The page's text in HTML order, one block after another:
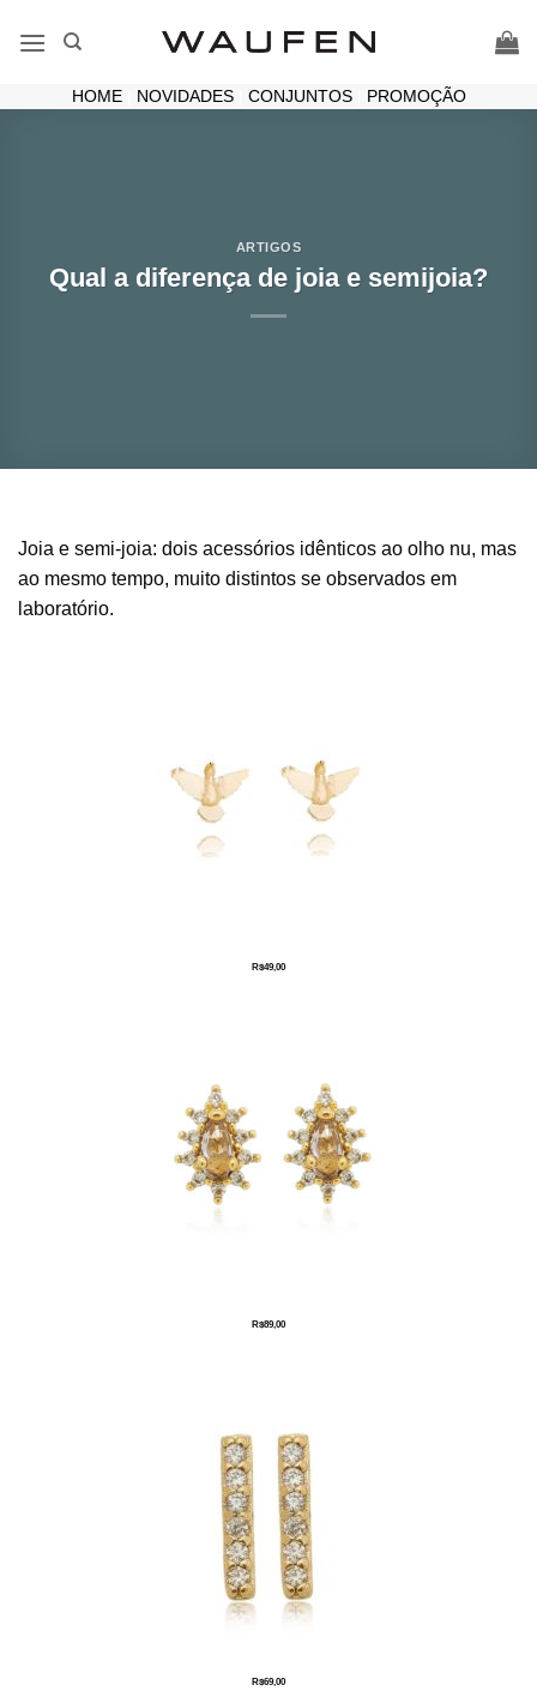
HOME| NOVIDADES| CONJUNTOS| PROMOÇÃO
ARTIGOS
Qual a diferença de joia e semijoia?
Joia e semi-joia: dois acessórios idênticos ao olho nu, mas
ao mesmo tempo, muito distintos se observados em
laboratório.
R$49,00
R$89,00
R$69,00